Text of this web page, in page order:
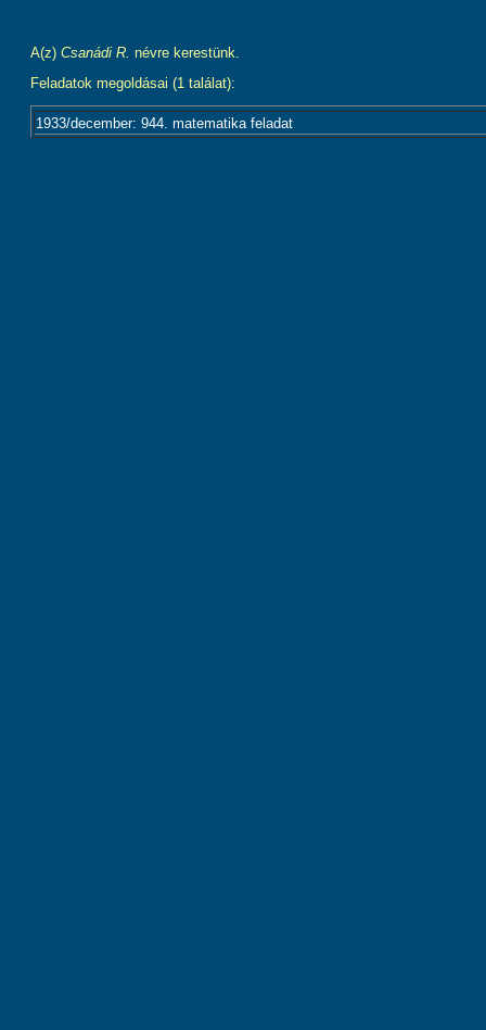
A(z) Csanádi R. névre kerestünk.
Feladatok megoldásai (1 találat):
1933/december: 944. matematika feladat